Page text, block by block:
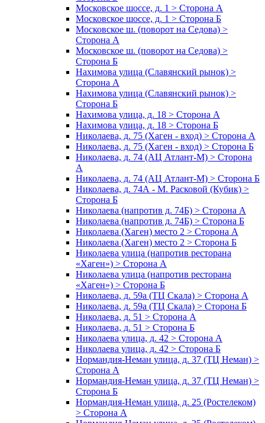
Московское шоссе, д. 1 > Сторона А
Московское шоссе, д. 1 > Сторона Б
Московское ш. (поворот на Седова) >
Сторона А
Московское ш. (поворот на Седова) >
Сторона Б
Нахимова улица (Славянский рынок) >
Сторона А
Нахимова улица (Славянский рынок) >
Сторона Б
Нахимова улица, д. 18 > Сторона А
Нахимова улица, д. 18 > Сторона Б
Николаева, д. 75 (Хаген - вход) > Сторона А
Николаева, д. 75 (Хаген - вход) > Сторона Б
Николаева, д. 74 (АЦ Атлант-М) > Сторона
А
Николаева, д. 74 (АЦ Атлант-М) > Сторона Б
Николаева, д. 74А - М. Расковой (Кубик) >
Сторона Б
Николаева (напротив д. 74Б) > Сторона А
Николаева (напротив д. 74Б) > Сторона Б
Николаева (Хаген) место 2 > Сторона А
Николаева (Хаген) место 2 > Сторона Б
Николаева улица (напротив ресторана
«Хаген») > Сторона А
Николаева улица (напротив ресторана
«Хаген») > Сторона Б
Николаева, д. 59а (ТЦ Скала) > Сторона А
Николаева, д. 59а (ТЦ Скала) > Сторона Б
Николаева, д. 51 > Сторона А
Николаева, д. 51 > Сторона Б
Николаева улица, д. 42 > Сторона А
Николаева улица, д. 42 > Сторона Б
Нормандия-Неман улица, д. 37 (ТЦ Неман) >
Сторона А
Нормандия-Неман улица, д. 37 (ТЦ Неман) >
Сторона Б
Нормандия-Неман улица, д. 25 (Ростелеком)
> Сторона А